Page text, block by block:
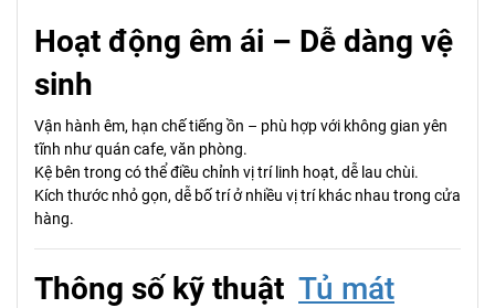
Hoạt động êm ái – Dễ dàng vệ
sinh
Vận hành êm, hạn chế tiếng ồn – phù hợp với không gian yên
tĩnh như quán cafe, văn phòng.
Kệ bên trong có thể điều chỉnh vị trí linh hoạt, dễ lau chùi.
Kích thước nhỏ gọn, dễ bố trí ở nhiều vị trí khác nhau trong cửa
hàng.
Thông số kỹ thuật Tủ mát